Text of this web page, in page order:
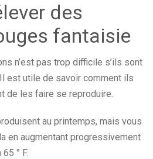
des
fantaisie
n’est pas trop difficile s’ils sont
Il est utile de savoir comment ils
de les faire se reproduire.
au printemps, mais vous
en augmentant progressivement
° F.